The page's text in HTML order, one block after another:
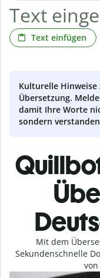
Text einfügen
Kulturelle Hinweise
Übersetzung.
damit Ihre Worte
sondern
Mit dem
Sekundenschnelle